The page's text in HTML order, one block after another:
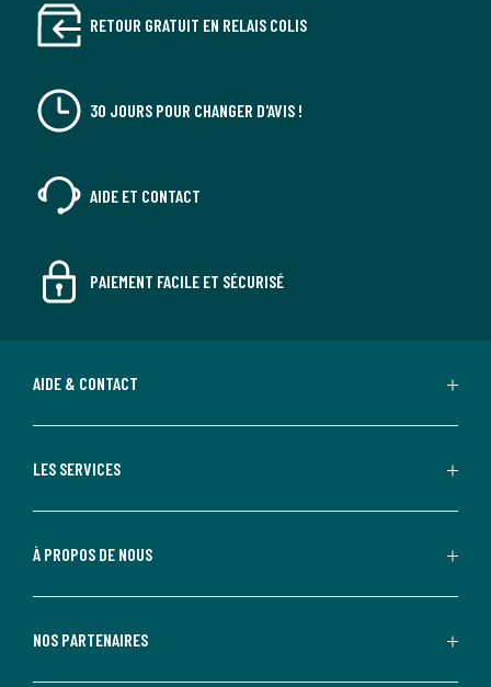
RETOUR GRATUIT EN RELAIS COLIS
30 JOURS POUR CHANGER D'AVIS !
AIDE ET CONTACT
PAIEMENT FACILE ET SÉCURISÉ
AIDE & CONTACT
LES SERVICES
À PROPOS DE NOUS
NOS PARTENAIRES